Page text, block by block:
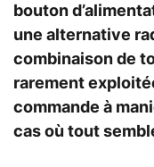
bouton
une alternative
combinaison de
rarement
commande à
cas où tout